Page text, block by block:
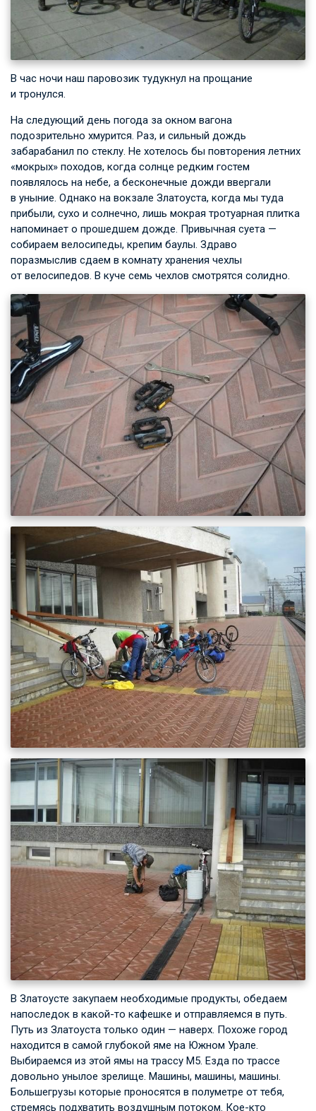
В час ночи наш паровозик тудукнул на прощание
и тронулся.
На следующий день погода за окном вагона
подозрительно хмурится. Раз, и сильный дождь
забарабанил по стеклу. Не хотелось бы повторения летних
«мокрых» походов, когда солнце редким гостем
появлялось на небе, а бесконечные дожди ввергали
в уныние. Однако на вокзале Златоуста, когда мы туда
прибыли, сухо и солнечно, лишь мокрая тротуарная плитка
напоминает о прошедшем дожде. Привычная суета —
собираем велосипеды, крепим баулы. Здраво
поразмыслив сдаем в комнату хранения чехлы
от велосипедов. В куче семь чехлов смотрятся солидно.
В Златоусте закупаем необходимые продукты, обедаем
напоследок в какой-то кафешке и отправляемся в путь.
Путь из Златоуста только один — наверх. Похоже город
находится в самой глубокой яме на Южном Урале.
Выбираемся из этой ямы на трассу М5. Езда по трассе
довольно унылое зрелище. Машины, машины, машины.
Большегрузы которые проносятся в полуметре от тебя,
стремясь подхватить воздушным потоком. Кое-кто